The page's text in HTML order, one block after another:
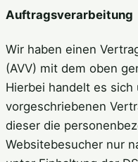
Auftragsverarbeitung
Wir haben einen
(AVV) mit dem oben
Hierbei handelt es
vorgeschriebenen
dieser die
Websitebesucher nur